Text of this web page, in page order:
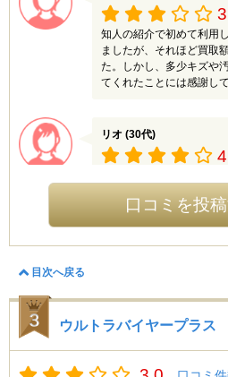
もも (20代)
事前にLINE査定をしても
た商品だけお店に持って
査定にも時間がかからず
安心して買取をお任せで
でした！
5で。宅配で買取ってもら
者にも親切な案内で、と
3
知人の紹介で初めて利用
ましたが、それほど買取
た。しかし、多少キズや
てくれたことには感謝して
リオ (30代)
4
買取額はまぁまぁかな？
ていて信頼できました。
新しいアクセサリーを購
数か月使用したいたジュ
まだ状態が綺麗なものも
口コミを投
目次へ戻る
ウルトラバイヤープラス